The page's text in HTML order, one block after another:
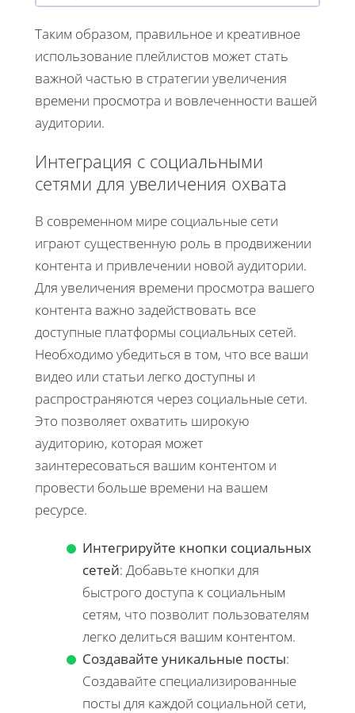
Таким образом, правильное и креативное
использование плейлистов может стать
важной частью в стратегии увеличения
времени просмотра и вовлеченности вашей
аудитории.
Интеграция с социальными
сетями для увеличения охвата
В современном мире социальные сети
играют существенную роль в продвижении
контента и привлечении новой аудитории.
Для увеличения времени просмотра вашего
контента важно задействовать все
доступные платформы социальных сетей.
Необходимо убедиться в том, что все ваши
видео или статьи легко доступны и
распространяются через социальные сети.
Это позволяет охватить широкую
аудиторию, которая может
заинтересоваться вашим контентом и
провести больше времени на вашем
ресурсе.
Интегрируйте кнопки социальных
сетей: Добавьте кнопки для
быстрого доступа к социальным
сетям, что позволит пользователям
легко делиться вашим контентом.
Создавайте уникальные посты:
Создавайте специализированные
посты для каждой социальной сети,